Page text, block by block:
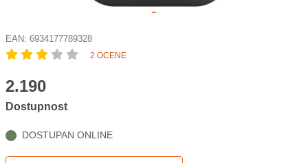
EAN: 6934177789328
2 OCENE
2.190
Dostupnost
DOSTUPAN ONLINE